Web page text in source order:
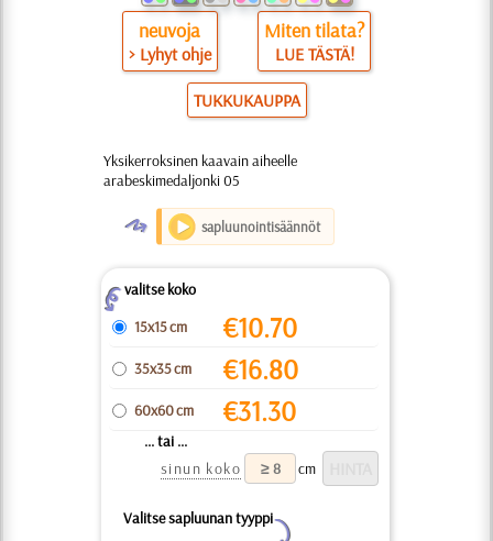
neuvoja
> Lyhyt ohje
Miten tilata?
LUE TÄSTÄ!
TUKKUKAUPPA
Yksikerroksinen kaavain aiheelle
arabeskimedaljonki 05
O sapluunointisäännöt
Zvalitse koko
15x15 cm
€10.70
35x35 cm €16.80
60x60 cm €31.30
... tai ...
sinun koko
cm
Valitse sapluunan tyyppi
Y